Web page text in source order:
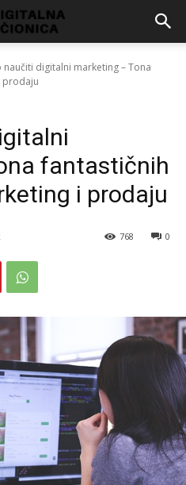
naučiti digitalni marketing – Tona
prodaju
fantastičnih
i prodaju
0
768